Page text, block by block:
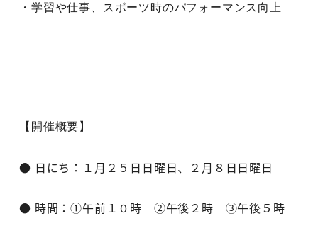
・学習や仕事、スポーツ時のパフォーマンス向上
【開催概要】
● 日にち：１月２５日日曜日、２月８日日曜日
● 時間：①午前１０時 ②午後２時 ③午後５時